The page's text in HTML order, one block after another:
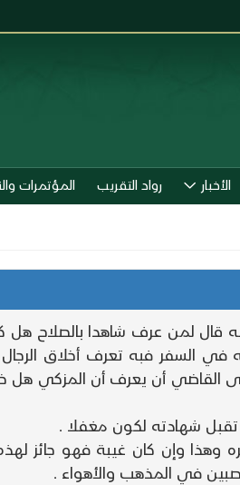
الأخبار رواد التقريب المؤتمرات
قال لمن عرف شاهدا بالصلاح هل
السفر فبه تعرف أخلاق الرجال
أن يعرف أن المزكي هل
شهادته لكون مغفلا .
وإن كان غيبة فهو جائز لهذه
في المذهب والأهواء .